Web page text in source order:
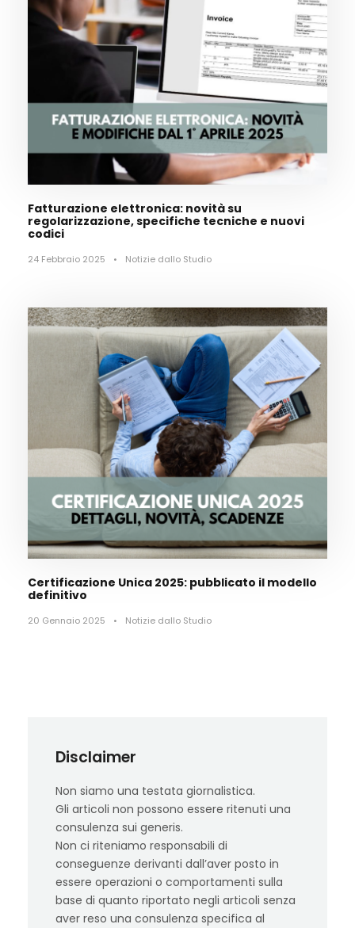
Fatturazione elettronica: novità su
regolarizzazione, specifiche tecniche e nuovi
codici
24 Febbraio 2025 • Notizie dallo Studio
Certificazione Unica 2025: pubblicato il modello
definitivo
20 Gennaio 2025 • Notizie dallo Studio
Disclaimer
Non siamo una testata giornalistica.
Gli articoli non possono essere ritenuti una
consulenza sui generis.
Non ci riteniamo responsabili di
conseguenze derivanti dall’aver posto in
essere operazioni o comportamenti sulla
base di quanto riportato negli articoli senza
aver reso una consulenza specifica al